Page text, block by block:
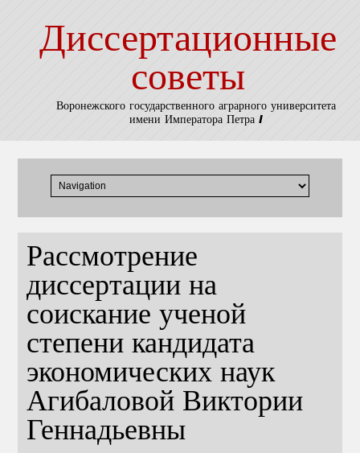
Диссертационные
советы
Воронежского государственного аграрного университета
имени Императора Петра I
Рассмотрение
диссертации на
соискание ученой
степени кандидата
экономических наук
Агибаловой Виктории
Геннадьевны